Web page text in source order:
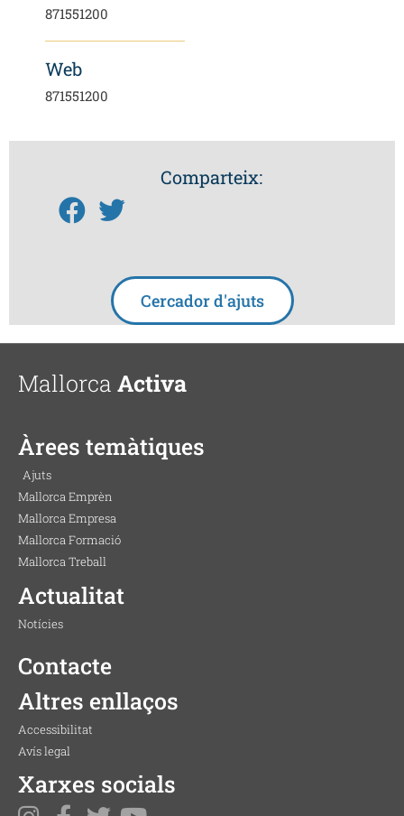
871551200
Web
871551200
Comparteix:
Cercador d'ajuts
Mallorca Activa
Àrees temàtiques
Ajuts
Mallorca Emprèn
Mallorca Empresa
Mallorca Formació
Mallorca Treball
Actualitat
Notícies
Contacte
Altres enllaços
Accessibilitat
Avís legal
Xarxes socials